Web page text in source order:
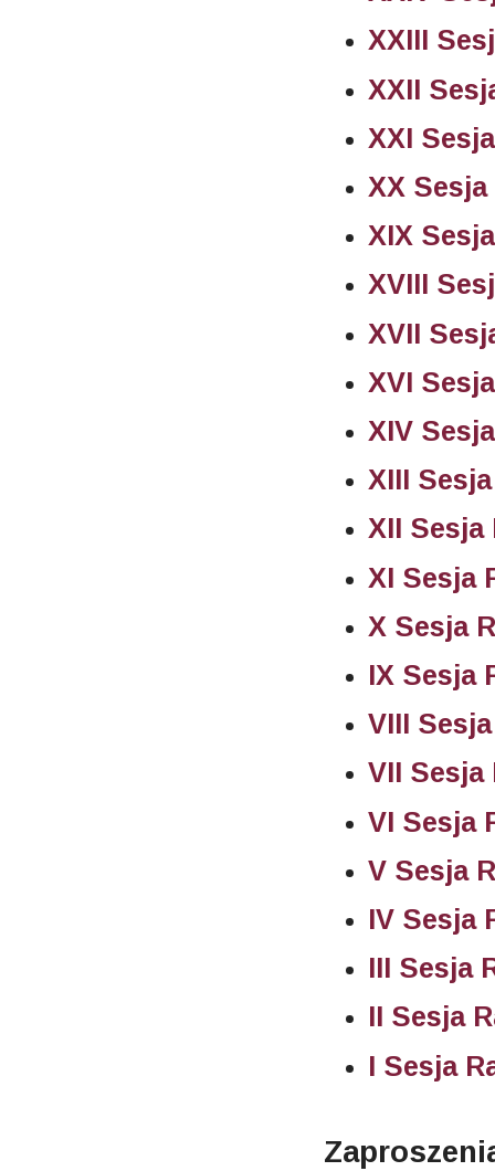
XXIII
XXII
XXI
XX
XIX
XVIII
XVII
XVI
XIV
XIII
XII
XI Sesja
X Sesja
IX Sesja
VIII
VII Sesja
VI Sesja
V Sesja
IV Sesja
III Sesja
II Sesja
I Sesja